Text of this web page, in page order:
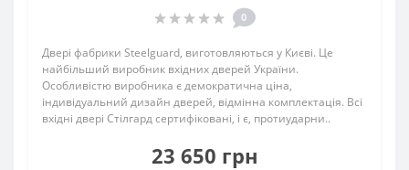
0
Двері фабрики Steelguard, виготовляються у Києві. Це
найбільший виробник вхідних дверей України.
Особливістю виробника є демократична ціна,
індивідуальний дизайн дверей, відмінна комплектація. Всі
вхідні двері Стілгард сертифіковані, і є, протиударни..
23 650 грн